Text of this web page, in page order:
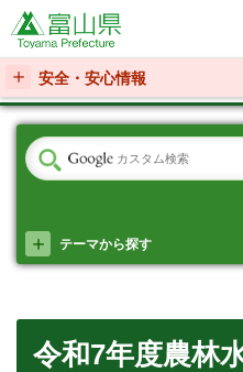
富山県
安全・安心情報
テーマから探す
令和7年度農林